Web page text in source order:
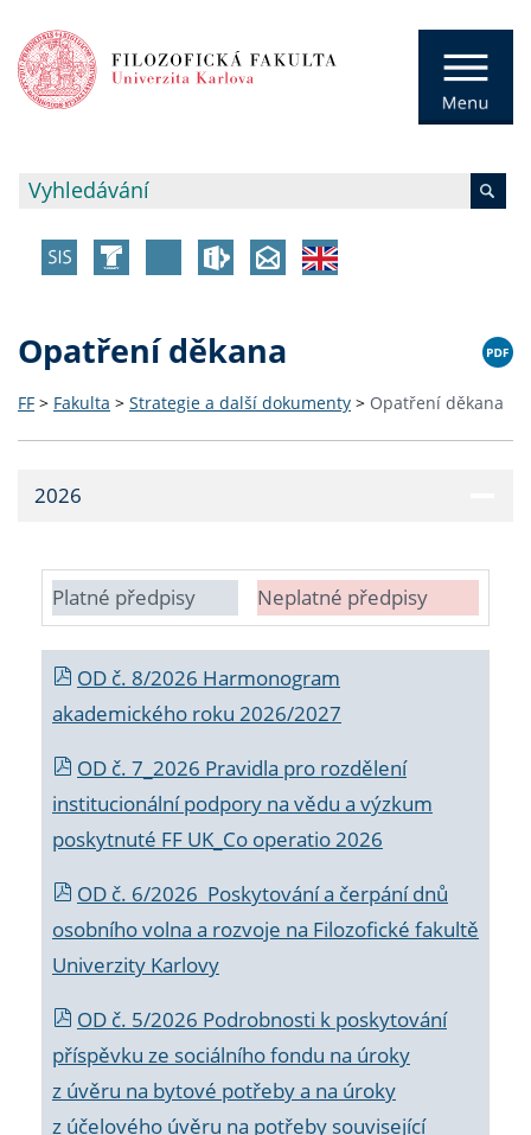
Opatření děkana
FF > Fakulta > Strategie a další dokumenty > Opatření děkana
2026
Platné předpisy Neplatné předpisy
OD č. 8/2026 Harmonogram
akademického roku 2026/2027
OD č. 7_2026 Pravidla pro rozdělení
institucionální podpory na vědu a výzkum
poskytnuté FF UK_Co operatio 2026
OD č. 6/2026 Poskytování a čerpání dnů
osobního volna a rozvoje na Filozofické fakultě
Univerzity Karlovy
OD č. 5/2026 Podrobnosti k poskytování
příspěvku ze sociálního fondu na úroky
z úvěru na bytové potřeby a na úroky
z účelového úvěru na potřeby související